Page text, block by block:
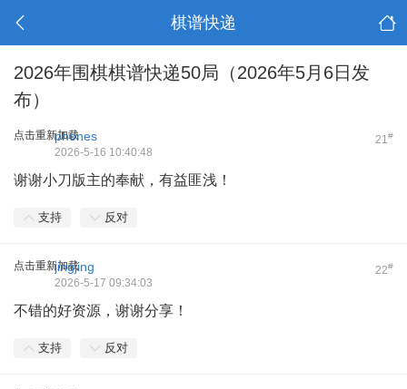
棋谱快递
2026年围棋棋谱快递50局（2026年5月6日发
布）
点击重新加载 21#
phones
2026-5-16 10:40:48
谢谢小刀版主的奉献，有益匪浅！
支持 反对
点击重新加载 22#
jingjing
2026-5-17 09:34:03
不错的好资源，谢谢分享！
支持 反对